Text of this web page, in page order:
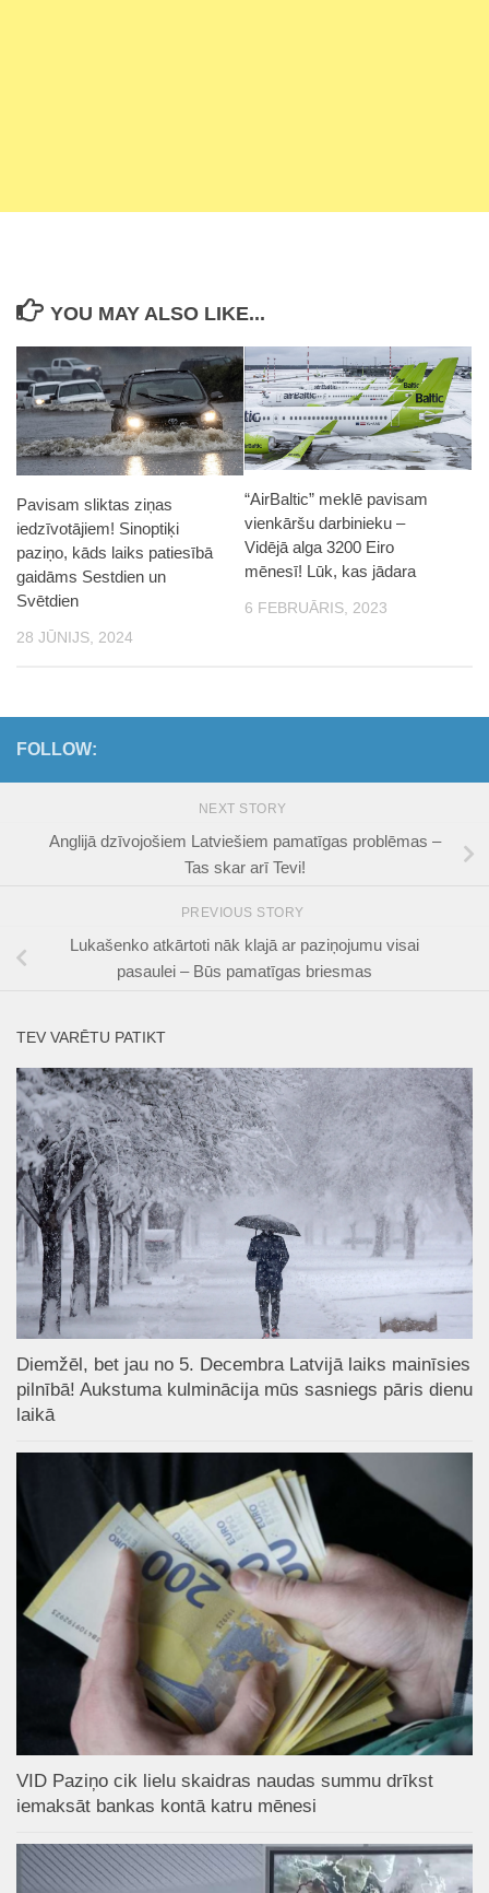
YOU MAY ALSO LIKE...
Pavisam sliktas ziņas
iedzīvotājiem! Sinoptiķi
paziņo, kāds laiks patiesībā
gaidāms Sestdien un
Svētdien
28 JŪNIJS, 2024
“AirBaltic” meklē pavisam
vienkāršu darbinieku –
Vidējā alga 3200 Eiro
mēnesī! Lūk, kas jādara
6 FEBRUĀRIS, 2023
FOLLOW:
NEXT STORY
Anglijā dzīvojošiem Latviešiem pamatīgas problēmas –
Tas skar arī Tevi!
PREVIOUS STORY
Lukašenko atkārtoti nāk klajā ar paziņojumu visai
pasaulei – Būs pamatīgas briesmas
TEV VARĒTU PATIKT
Diemžēl, bet jau no 5. Decembra Latvijā laiks mainīsies
pilnībā! Aukstuma kulminācija mūs sasniegs pāris dienu
laikā
VID Paziņo cik lielu skaidras naudas summu drīkst
iemaksāt bankas kontā katru mēnesi